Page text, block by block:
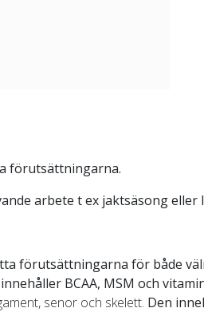
förutsättningarna.
arbete t ex jaktsäsong
förutsättningarna för både
BCAA, MSM och
senor och skelett. Den